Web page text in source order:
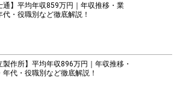
通】平均年収859万円｜年収推移・業
代・役職別など徹底解説！
製作所】平均年収896万円｜年収推移・
年代・役職別など徹底解説！